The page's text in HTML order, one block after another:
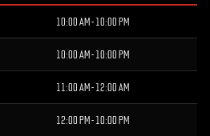
10:00 AM - 10:00 PM
10:00 AM - 10:00 PM
11:00 AM - 12:00 AM
12:00 PM - 10:00 PM